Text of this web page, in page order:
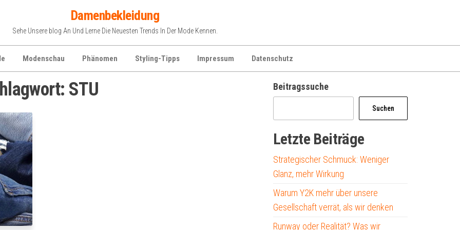
Damenbekleidung
Sehe Unsere blog An Und Lerne Die Neuesten Trends In Der Mode Kennen.
Modenschau Phänomen Styling-Tipps Impressum Datenschutz
STU Beitragssuche
Suchen
Letzte Beiträge
Strategischer Schmuck: Weniger
Glanz, mehr Wirkung
Warum Y2K mehr über unsere
Gesellschaft verrät, als wir denken
Runway oder Realität? Was wir